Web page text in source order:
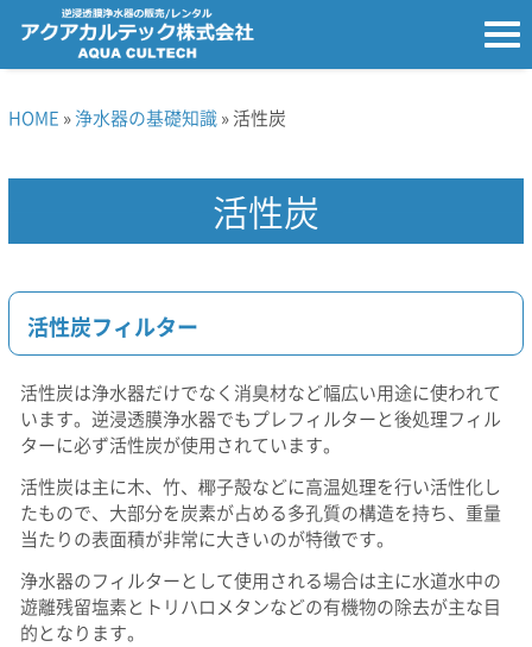
HOME »浄水器の基礎知識» 活性炭
活性炭
活性炭フィルター
活性炭は浄水器だけでなく消臭材など幅広い用途に使われて
います。逆浸透膜浄水器でもプレフィルターと後処理フィル
ターに必ず活性炭が使用されています。
活性炭は主に木、竹、椰子殻などに高温処理を行い活性化し
たもので、大部分を炭素が占める多孔質の構造を持ち、重量
当たりの表面積が非常に大きいのが特徴です。
浄水器のフィルターとして使用される場合は主に水道水中の
遊離残留塩素とトリハロメタンなどの有機物の除去が主な目
的となります。